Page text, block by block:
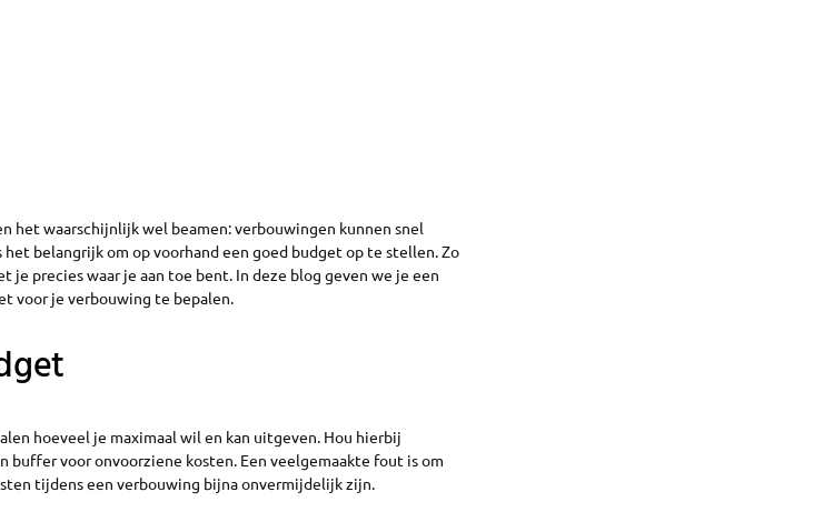
het waarschijnlijk wel beamen: verbouwingen kunnen snel
belangrijk om op voorhand een goed budget op te stellen. Zo
je precies waar je aan toe bent. In deze blog geven we je een
voor je verbouwing te bepalen.
hoeveel je maximaal wil en kan uitgeven. Hou hierbij
buffer voor onvoorziene kosten. Een veelgemaakte fout is om
tijdens een verbouwing bijna onvermijdelijk zijn.